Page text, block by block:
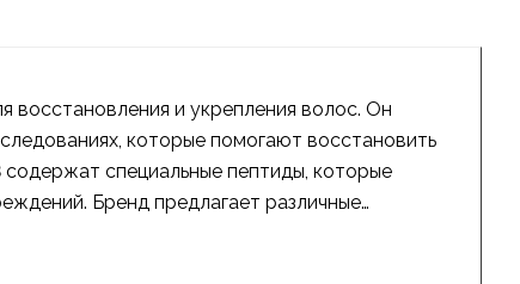
восстановления и укрепления волос. Он
которые помогают восстановить
специальные пептиды, которые
Бренд предлагает различные
в домашних условиях или в